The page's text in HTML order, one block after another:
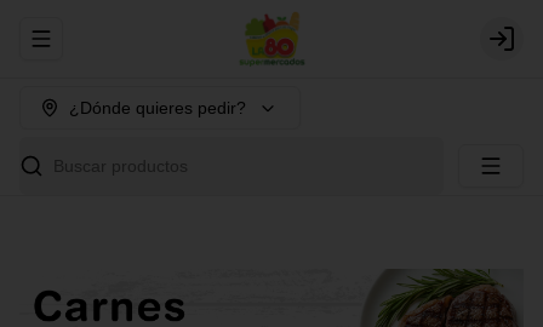
Abrir menu de navegación Login
¿Dónde quieres pedir?
Buscar productos